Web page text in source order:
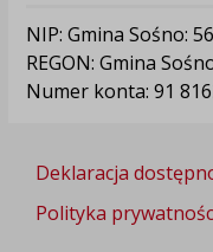
NIP: Gmina Sośno:
REGON: Gmina
Numer konta: 91
Deklaracja
Polityka